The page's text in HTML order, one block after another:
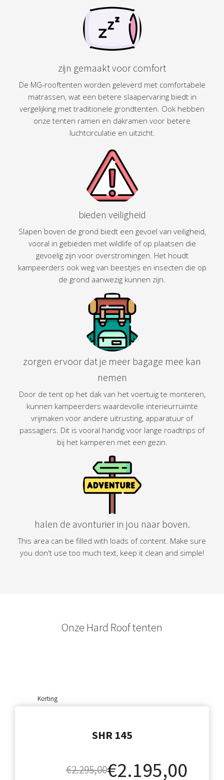
zijn gemaakt voor comfort
De MG-rooftenten worden geleverd met comfortabele
matrassen, wat een betere slaapervaring biedt in
vergelijking met traditionele grondtenten. Ook hebben
onze tenten ramen en dakramen voor betere
luchtcirculatie en uitzicht.
bieden veiligheid
Slapen boven de grond biedt een gevoel van veiligheid,
vooral in gebieden met wildlife of op plaatsen die
gevoelig zijn voor overstromingen. Het houdt
kampeerders ook weg van beestjes en insecten die op
de grond aanwezig kunnen zijn.
zorgen ervoor dat je meer bagage mee kan
nemen
Door de tent op het dak van het voertuig te monteren,
kunnen kampeerders waardevolle interieurruimte
vrijmaken voor andere uitrusting, apparatuur of
passagiers. Dit is vooral handig voor lange roadtrips of
bij het kamperen met een gezin.
halen de avonturier in jou naar boven.
This area can be filled with loads of content. Make sure
you don't use too much text, keep it clean and simple!
Onze Hard Roof tenten
Korting
SHR 145
€2.295,00€2.195,00